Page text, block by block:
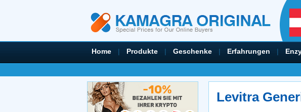
Home | Produkte | Geschenke | Erfahrungen |
Levitra